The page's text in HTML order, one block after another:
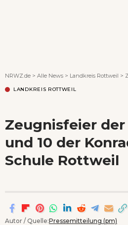
NRWZ.de > Alle News > Landkreis Rottweil >
LANDKREIS ROTTWEIL
Zeugnisfeier der
und 10 der
Schule Rottweil
Autor / Quelle:Pressemitteilung (pm)